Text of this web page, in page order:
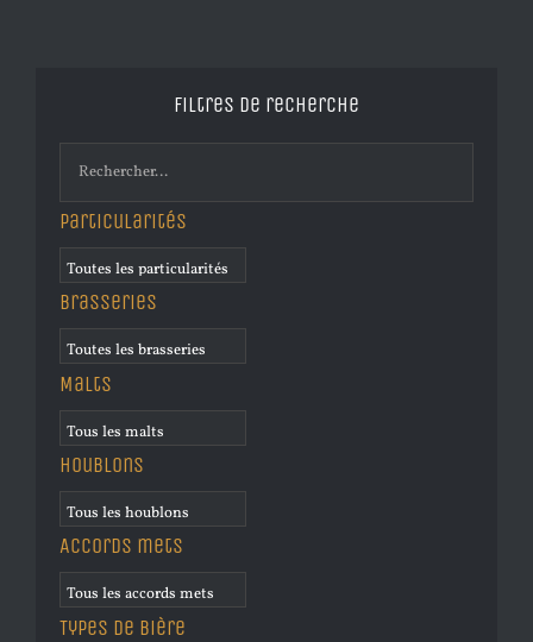
Filtres de recherche
Particularités
Brasseries
Malts
Houblons
Accords mets
Types de bière